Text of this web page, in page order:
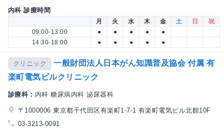
内科 診療時間
月 火 水 木 金 土 日
祝
09:00-13:00
● ● ● ●
●
14:30-18:00
● ● ● ● ●
クリニック
一般財団法人日本がん知識普及協会 付属 有
楽町電気ビルクリニック
診療科： 内科 糖尿病内科 泌尿器科
〒1000006 東京都千代田区有楽町1-7-1 有楽町電気ビル北館10F
03-3213-0091